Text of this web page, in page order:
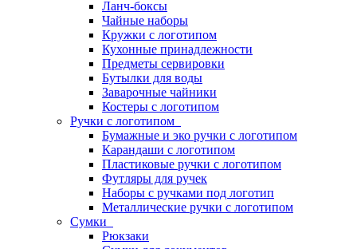
Ланч-боксы
Чайные наборы
Кружки с логотипом
Кухонные принадлежности
Предметы сервировки
Бутылки для воды
Заварочные чайники
Костеры с логотипом
Ручки с логотипом
Бумажные и эко ручки с логотипом
Карандаши с логотипом
Пластиковые ручки с логотипом
Футляры для ручек
Наборы с ручками под логотип
Металлические ручки с логотипом
Сумки
Рюкзаки